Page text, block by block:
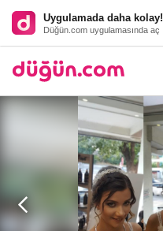
Uygulamada daha kolay!
Düğün.com uygulamasında aç